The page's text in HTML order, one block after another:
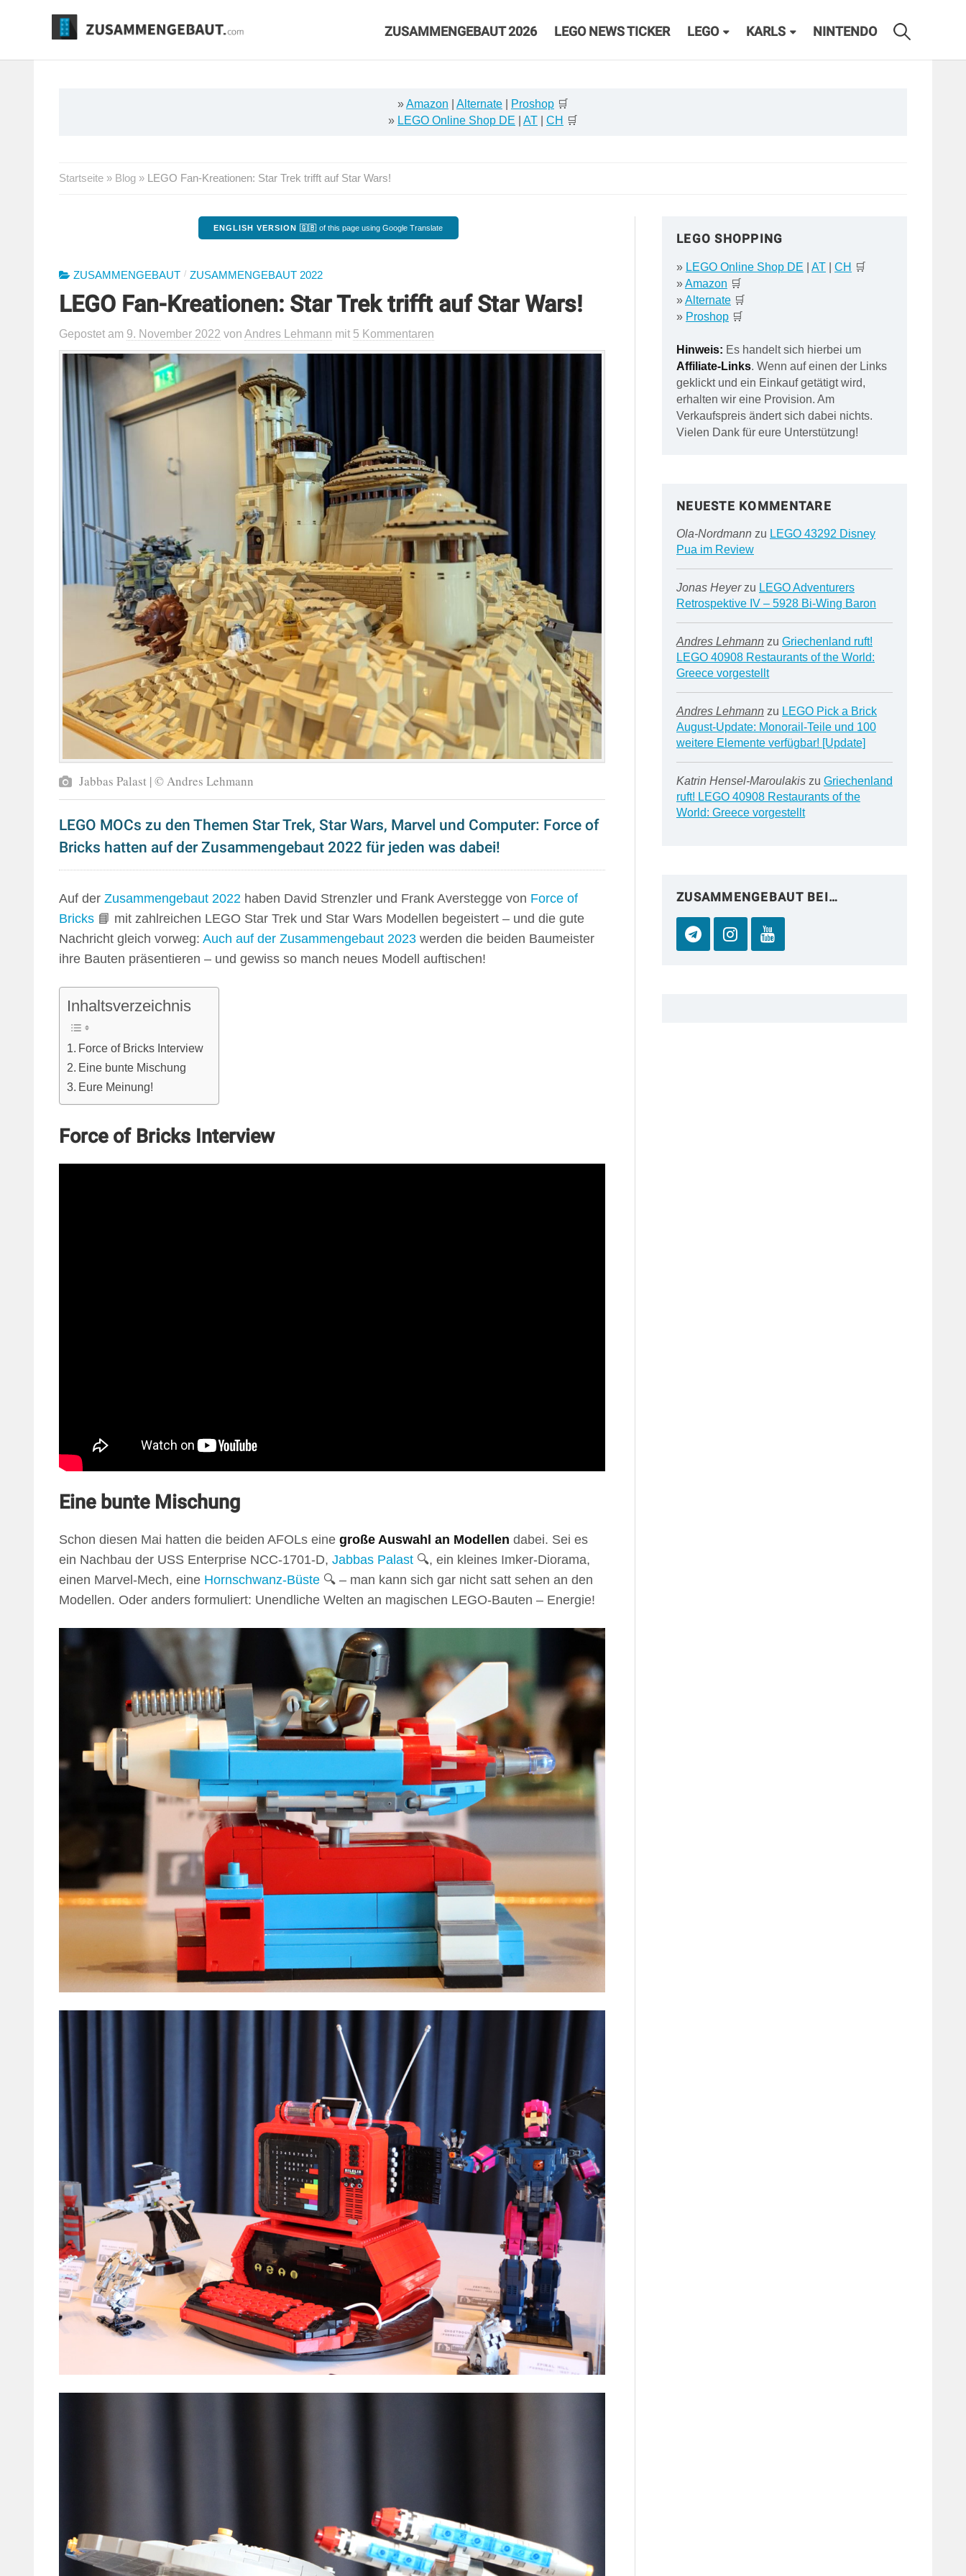
ZUSAMMENGEBAUT 2026 LEGO NEWS TICKER LEGO KARLS NINTENDO
»Amazon Alternate Proshop 🛒
» LEGO Online Shop DE AT CH 🛒
Startseite » Blog » LEGO Fan-Kreationen: Star Trek trifft auf Star Wars!
ENGLISH VERSION 🇬🇧 of this page using Google Translate
ZUSAMMENGEBAUT / ZUSAMMENGEBAUT 2022
LEGO Fan-Kreationen: Star Trek trifft auf Star Wars!
Gepostet am 9. November 2022 von Andres Lehmann mit 5 Kommentaren
Jabbas Palast | © Andres Lehmann
LEGO MOCs zu den Themen Star Trek, Star Wars, Marvel und Computer: Force of
Bricks hatten auf der Zusammengebaut 2022 für jeden was dabei!
Auf der Zusammengebaut 2022 haben David Strenzler und Frank Averstegge von Force of
Bricks 📘 mit zahlreichen LEGO Star Trek und Star Wars Modellen begeistert – und die gute
Nachricht gleich vorweg: Auch auf der Zusammengebaut 2023 werden die beiden Baumeister
ihre Bauten präsentieren – und gewiss so manch neues Modell auftischen!
Inhaltsverzeichnis
Force of Bricks Interview
Eine bunte Mischung
Eure Meinung!
Force of Bricks Interview
Eine bunte Mischung
Schon diesen Mai hatten die beiden AFOLs eine große Auswahl an Modellen dabei. Sei es
ein Nachbau der USS Enterprise NCC-1701-D, Jabbas Palast 🔍, ein kleines Imker-Diorama,
einen Marvel-Mech, eine Hornschwanz-Büste 🔍 – man kann sich gar nicht satt sehen an den
Modellen. Oder anders formuliert: Unendliche Welten an magischen LEGO-Bauten – Energie!
LEGO SHOPPING
» LEGO Online Shop DE AT| CH 🛒
»Amazon 🛒
»Alternate🛒
» Proshop🛒
Hinweis: Es handelt sich hierbei um
Affiliate-Links. Wenn auf einen der Links
geklickt und ein Einkauf getätigt wird,
erhalten wir eine Provision. Am
Verkaufspreis ändert sich dabei nichts.
Vielen Dank für eure Unterstützung!
NEUESTE KOMMENTARE
Ola-Nordmannzu LEGO 43292 Disney
Pua im Review
Jonas Heyerzu LEGO Adventurers
Retrospektive IV – 5928 Bi-Wing Baron
Andres Lehmannzu Griechenland ruft!
LEGO 40908 Restaurants of the World:
Greece vorgestellt
Andres Lehmannzu LEGO Pick a Brick
August-Update: Monorail-Teile und 100
weitere Elemente verfügbar! [Update]
Katrin Hensel-Maroulakiszu Griechenland
ruft! LEGO 40908 Restaurants of the
World: Greece vorgestellt
ZUSAMMENGEBAUT BEI…